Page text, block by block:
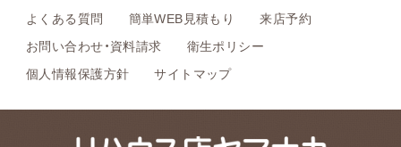
よくある質問
簡単WEB見積もり
来店予約
お問い合わせ・資料請求
衛生ポリシー
個人情報保護方針
サイトマップ